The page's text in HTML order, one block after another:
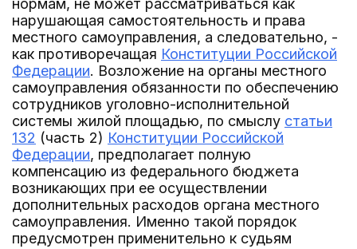
нормам, не может рассматриваться как
нарушающая самостоятельность и права
местного самоуправления, а следовательно, -
как противоречащая Конституции Российской
Федерации. Возложение на органы местного
самоуправления обязанности по обеспечению
сотрудников уголовно-исполнительной
системы жилой площадью, по смыслу статьи
132 (часть 2) Конституции Российской
Федерации, предполагает полную
компенсацию из федерального бюджета
возникающих при ее осуществлении
дополнительных расходов органа местного
самоуправления. Именно такой порядок
предусмотрен применительно к судьям